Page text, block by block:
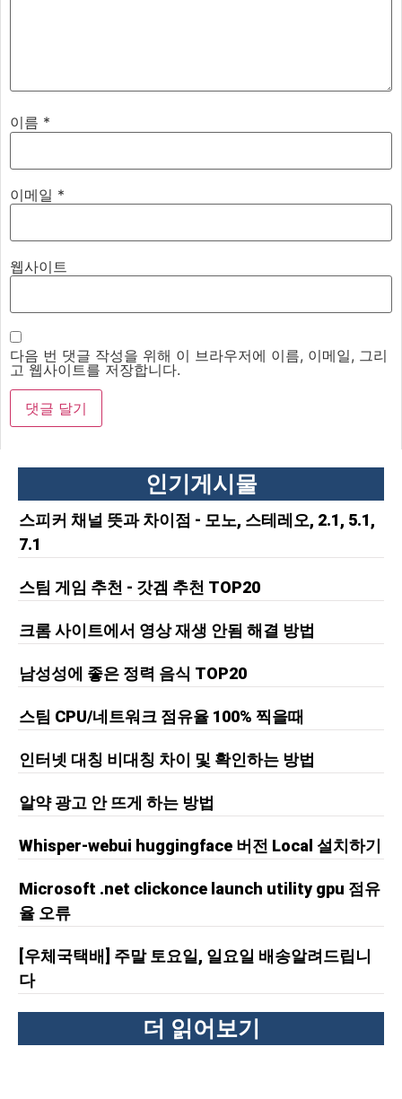
이름 *
이메일 *
웹사이트
다음 번 댓글 작성을 위해 이 브라우저에 이름, 이메일, 그리
고 웹사이트를 저장합니다.
인기게시물
스피커 채널 뜻과 차이점 - 모노, 스테레오, 2.1, 5.1,
7.1
스팀 게임 추천 - 갓겜 추천 TOP20
크롬 사이트에서 영상 재생 안됨 해결 방법
남성성에 좋은 정력 음식 TOP20
스팀 CPU/네트워크 점유율 100% 찍을때
인터넷 대칭 비대칭 차이 및 확인하는 방법
알약 광고 안 뜨게 하는 방법
Whisper-webui huggingface 버전 Local 설치하기
Microsoft .net clickonce launch utility gpu 점유
율 오류
[우체국택배] 주말 토요일, 일요일 배송알려드립니
다
더 읽어보기